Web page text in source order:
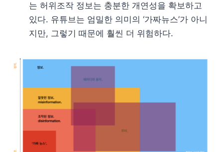
는 허위조작 정보는 충분한 개연성을 확보하고
있다. 유튜브는 엄밀한 의미의 ‘가짜뉴스’가 아니
지만, 그렇기 때문에 훨씬 더 위험하다.